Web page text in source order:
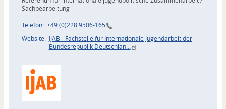
Sachbearbeitung
Telefon +49 (0)228 9506-165
Website
IJAB - Fachstelle für Internationale Jugendarbeit der
Bundesrepublik Deutschlan…
Akteur